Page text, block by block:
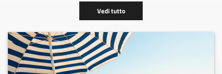
Vedi tutto